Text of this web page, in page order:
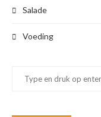
Salade
Voeding